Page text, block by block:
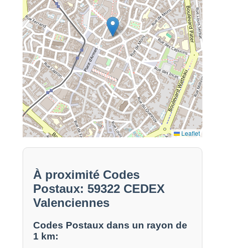
Leaflet
À proximité Codes
Postaux: 59322 CEDEX
Valenciennes
Codes Postaux dans un rayon de
1 km: